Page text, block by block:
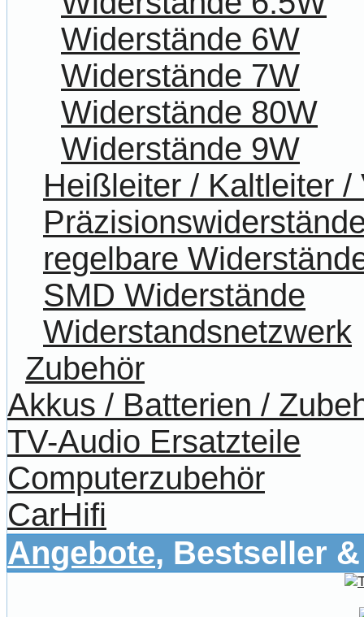
Widerstände 6W
Widerstände 7W
Widerstände 80W
Widerstände 9W
Heißleiter / Kaltleiter /
regelbare
SMD Widerstände
Widerstandsnetzwerk
Zubehör
Akkus / Batterien /
TV-Audio Ersatzteile
Computerzubehör
CarHifi
Angebote, Bestseller